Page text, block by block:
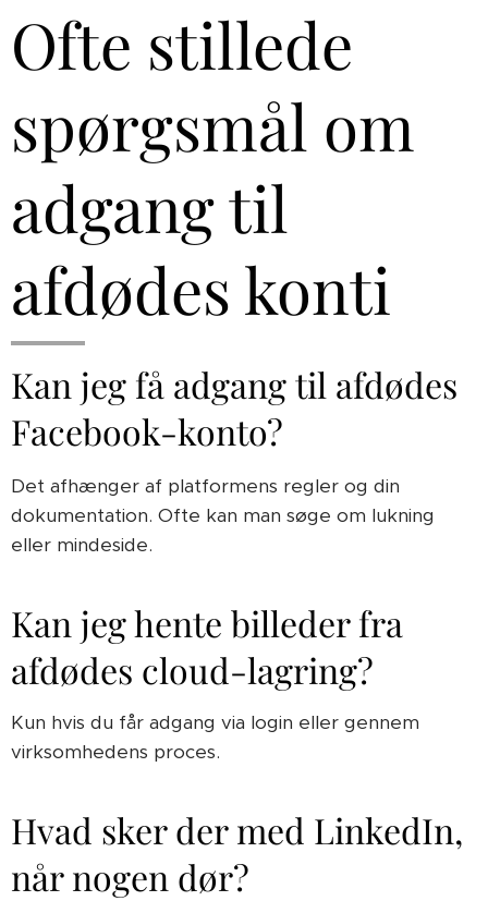
Ofte stillede
spørgsmål om
adgang til
afdødes konti
Kan jeg få adgang til afdødes
Facebook-konto?
Det afhænger af platformens regler og din
dokumentation. Ofte kan man søge om lukning
eller mindeside.
Kan jeg hente billeder fra
afdødes cloud-lagring?
Kun hvis du får adgang via login eller gennem
virksomhedens proces.
Hvad sker der med LinkedIn,
når nogen dør?